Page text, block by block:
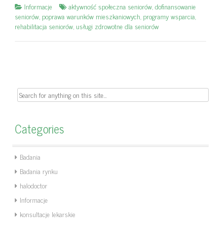
Informacje aktywność społeczna seniorów,dofinansowanie
seniorów, poprawa warunków mieszkaniowych, programy wsparcia,
rehabilitacja seniorów, usługi zdrowotne dla seniorów
Search
Categories
Badania
Badania rynku
halodoctor
Informacje
konsultacje lekarskie